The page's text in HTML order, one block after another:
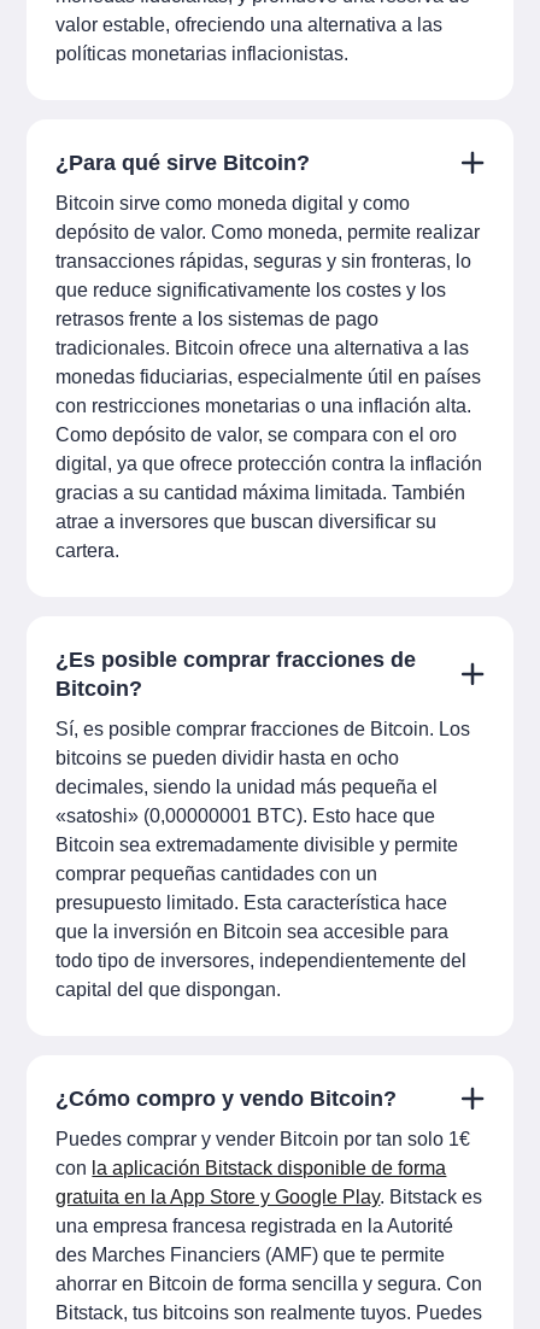
valor estable, ofreciendo una alternativa a las
políticas monetarias inflacionistas.
¿Para qué sirve Bitcoin?
Bitcoin sirve como moneda digital y como
depósito de valor. Como moneda, permite realizar
transacciones rápidas, seguras y sin fronteras, lo
que reduce significativamente los costes y los
retrasos frente a los sistemas de pago
tradicionales. Bitcoin ofrece una alternativa a las
monedas fiduciarias, especialmente útil en países
con restricciones monetarias o una inflación alta.
Como depósito de valor, se compara con el oro
digital, ya que ofrece protección contra la inflación
gracias a su cantidad máxima limitada. También
atrae a inversores que buscan diversificar su
cartera.
¿Es posible comprar fracciones de
Bitcoin?
Sí, es posible comprar fracciones de Bitcoin. Los
bitcoins se pueden dividir hasta en ocho
decimales, siendo la unidad más pequeña el
«satoshi» (0,00000001 BTC). Esto hace que
Bitcoin sea extremadamente divisible y permite
comprar pequeñas cantidades con un
presupuesto limitado. Esta característica hace
que la inversión en Bitcoin sea accesible para
todo tipo de inversores, independientemente del
capital del que dispongan.
¿Cómo compro y vendo Bitcoin?
Puedes comprar y vender Bitcoin por tan solo 1€
con la aplicación Bitstack disponible de forma
gratuita en la App Store y Google Play. Bitstack es
una empresa francesa registrada en la Autorité
des Marches Financiers (AMF) que te permite
ahorrar en Bitcoin de forma sencilla y segura. Con
Bitstack, tus bitcoins son realmente tuyos. Puedes